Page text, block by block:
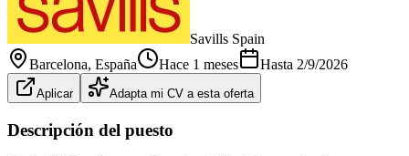
Savills Spain
Barcelona, España Hace 1 meses Hasta 2/9/2026
Aplicar Adapta mi CV a esta oferta
Descripción del puesto